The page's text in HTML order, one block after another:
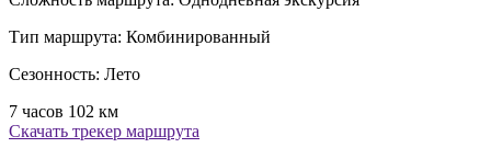
Тип маршрута: Комбинированный
Сезонность: Лето
7 часов 102 км
Скачать трекер маршрута